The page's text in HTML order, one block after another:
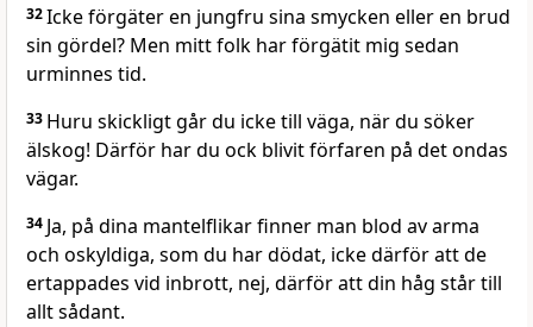
32Icke förgäter en jungfru sina smycken eller en brud
sin gördel? Men mitt folk har förgätit mig sedan
urminnes tid.
33 Huru skickligt går du icke till väga, när du söker
älskog! Därför har du ock blivit förfaren på det ondas
vägar.
34 Ja, på dina mantelflikar finner man blod av arma
och oskyldiga, som du har dödat, icke därför att de
ertappades vid inbrott, nej, därför att din håg står till
allt sådant.